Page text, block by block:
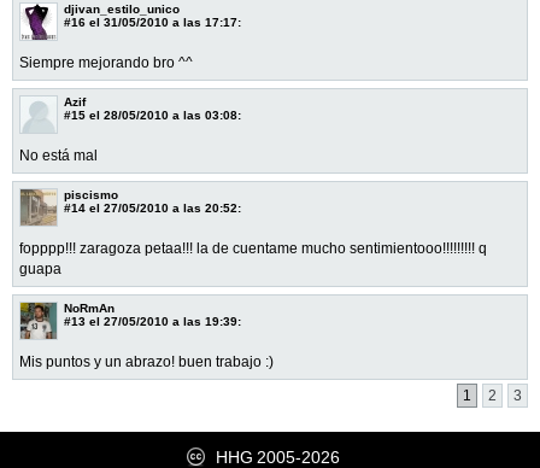
djivan_estilo_unico
#16 el 31/05/2010 a las 17:17:
Siempre mejorando bro ^^
Azif
#15 el 28/05/2010 a las 03:08:
No está mal
piscismo
#14 el 27/05/2010 a las 20:52:
fopppp!!! zaragoza petaa!!! la de cuentame mucho sentimientooo!!!!!!!!! q
guapa
NoRmAn
#13 el 27/05/2010 a las 19:39:
Mis puntos y un abrazo! buen trabajo :)
1
2 3
HHG 2005-2026